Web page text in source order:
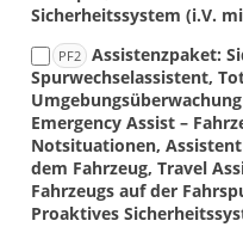
Sicherheitssystem (i.V.
PF2 Assistenzpaket:
Spurwechselassistent,
Emergency Assist –
Notsituationen,
dem Fahrzeug, Travel
Fahrzeugs auf der
Proaktives